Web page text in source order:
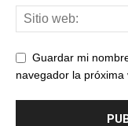
Guardar mi
navegador la próxima